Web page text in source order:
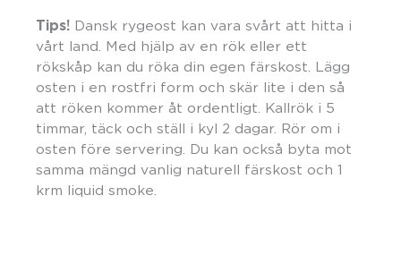
Tips! Dansk rygeost kan vara svårt att hitta i
vårt land. Med hjälp av en rök eller ett
rökskåp kan du röka din egen färskost. Lägg
osten i en rostfri form och skär lite i den så
att röken kommer åt ordentligt. Kallrök i 5
timmar, täck och ställ i kyl 2 dagar. Rör om i
osten före servering. Du kan också byta mot
samma mängd vanlig naturell färskost och 1
krm liquid smoke.